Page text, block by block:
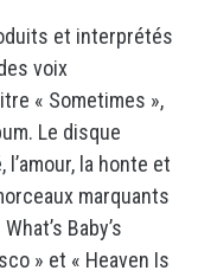
et interprétés
voix
« Sometimes »,
Le disque
la honte et
marquants
Baby’s
» et « Heaven Is